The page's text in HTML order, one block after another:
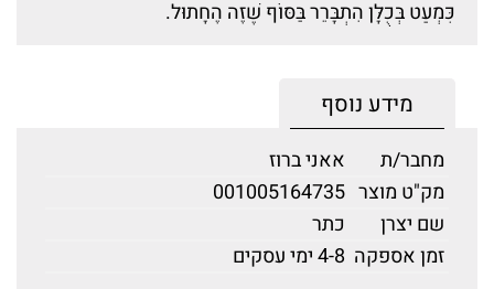
כִּמְעַט בְּכֻלָּן הִתְבָּרֵר בַּסּוֹף שֶׁזֶּה הֶחָתוּל.
מידע נוסף
מחבר/ת
אאני ברוז
מק"ט מוצר 001005164735
שם יצרן
כתר
זמן אספקה 4-8 ימי עסקים